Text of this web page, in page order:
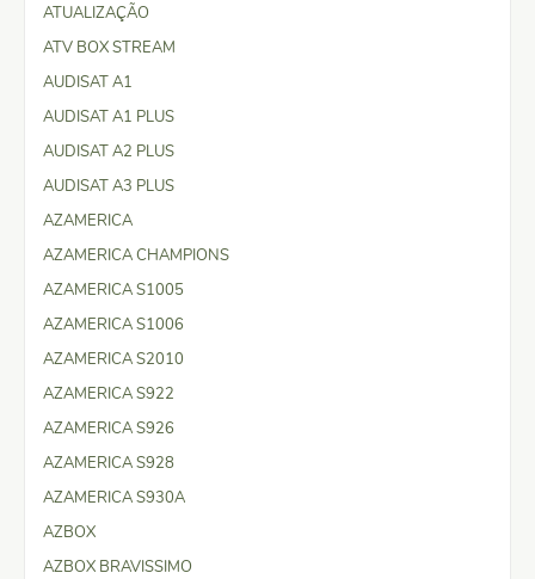
ATUALIZAÇÃO
ATV BOX STREAM
AUDISAT A1
AUDISAT A1 PLUS
AUDISAT A2 PLUS
AUDISAT A3 PLUS
AZAMERICA
AZAMERICA CHAMPIONS
AZAMERICA S1005
AZAMERICA S1006
AZAMERICA S2010
AZAMERICA S922
AZAMERICA S926
AZAMERICA S928
AZAMERICA S930A
AZBOX
AZBOX BRAVISSIMO